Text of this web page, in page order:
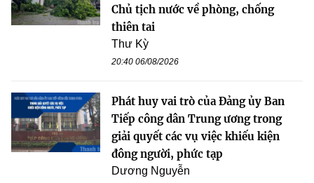
Chủ tịch nước về phòng, chống
thiên tai
Thư Kỳ
20:40 06/08/2026
Phát huy vai trò của Đảng ủy Ban
Tiếp công dân Trung ương trong
giải quyết các vụ việc khiếu kiện
đông người, phức tạp
Dương Nguyễn